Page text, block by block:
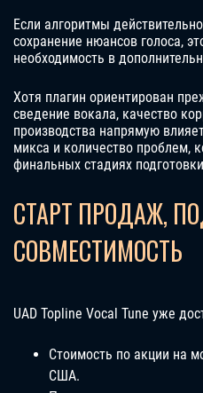
Если алгоритмы
сохранение нюансов голоса,
необходимость в
Хотя плагин ориентирован
сведение вокала, качество
производства напрямую
микса и количество проблем,
финальных стадиях
СТАРТ ПРОДАЖ,
СОВМЕСТИМОСТЬ
UAD Topline Vocal Tune уже
Стоимость по акции на
США.